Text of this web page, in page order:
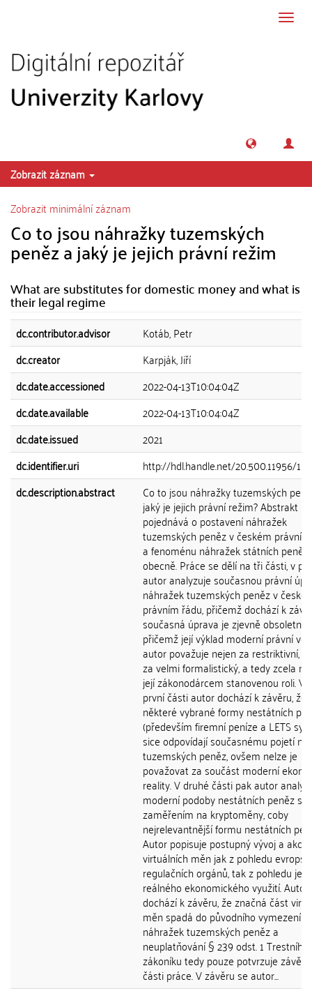
Zobrazit záznam
Zobrazit minimální záznam
Co to jsou náhražky tuzemských
peněz a jaký je jejich právní režim
What are substitutes for domestic money and what is
their legal regime
dc.contributor.advisor
Kotáb, Petr
dc.creator
Karpják, Jiří
dc.date.accessioned
2022-04-13T10:04:04Z
dc.date.available
2022-04-13T10:04:04Z
dc.date.issued
2021
dc.identifier.uri
http://hdl.handle.net/20.500.11956/
dc.description.abstract
Co to jsou náhražky tuzemských
jaký je jejich právní režim? Abstrakt
pojednává o postavení náhražek
tuzemských peněz v českém
a fenoménu náhražek státních peněz
obecně. Práce se dělí na tři části, v
autor analyzuje současnou právní
náhražek tuzemských peněz v
právním řádu, přičemž dochází k
současná úprava je zjevně obsoletní,
přičemž její výklad moderní právní
autor považuje nejen za restriktivní,
za velmi formalistický, a tedy zcela
její zákonodárcem stanovenou roli. V
první části autor dochází k závěru, že
některé vybrané formy nestátních
(především firemní peníze a LETS
sice odpovídají současnému pojetí
tuzemských peněz, ovšem nelze je
považovat za součást moderní
reality. V druhé části pak autor
moderní podoby nestátních peněz se
zaměřením na kryptoměny, coby
nejrelevantnější formu nestátních
Autor popisuje postupný vývoj a
virtuálních měn jak z pohledu
regulačních orgánů, tak z pohledu
reálného ekonomického využití. Autor
dochází k závěru, že značná část
měn spadá do původního vymezení
náhražek tuzemských peněz a
neuplatňování § 239 odst. 1 Trestního
zákoníku tedy pouze potvrzuje
části práce. V závěru se autor...